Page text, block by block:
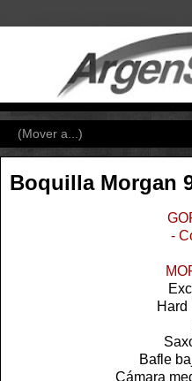
Boquilla Morgan
-
Hard
Bafle
Cámara